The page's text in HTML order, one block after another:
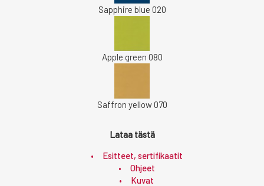
Sapphire blue 020
Apple green 080
Saffron yellow 070
Lataa tästä
Esitteet, sertifikaatit
Ohjeet
Kuvat